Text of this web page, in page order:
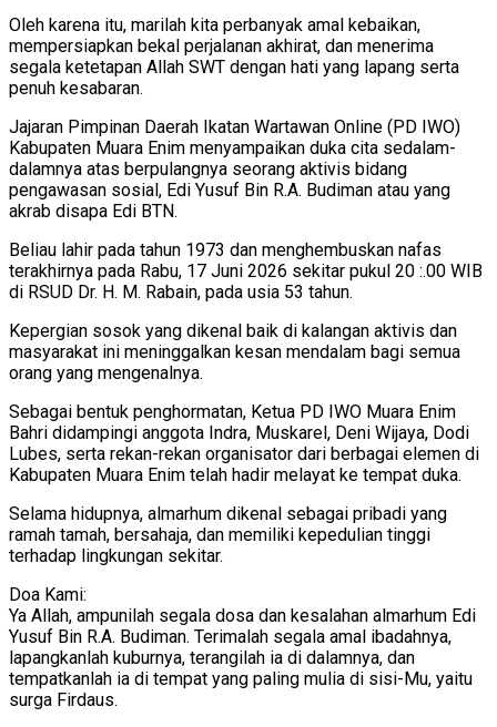
Oleh karena itu, marilah kita perbanyak amal kebaikan,
mempersiapkan bekal perjalanan akhirat, dan menerima
segala ketetapan Allah SWT dengan hati yang lapang serta
penuh kesabaran.
Jajaran Pimpinan Daerah Ikatan Wartawan Online (PD IWO)
Kabupaten Muara Enim menyampaikan duka cita sedalam-
dalamnya atas berpulangnya seorang aktivis bidang
pengawasan sosial, Edi Yusuf Bin R.A. Budiman atau yang
akrab disapa Edi BTN.
Beliau lahir pada tahun 1973 dan menghembuskan nafas
terakhirnya pada Rabu, 17 Juni 2026 sekitar pukul 20 :.00 WIB
di RSUD Dr. H. M. Rabain, pada usia 53 tahun.
Kepergian sosok yang dikenal baik di kalangan aktivis dan
masyarakat ini meninggalkan kesan mendalam bagi semua
orang yang mengenalnya.
Sebagai bentuk penghormatan, Ketua PD IWO Muara Enim
Bahri didampingi anggota Indra, Muskarel, Deni Wijaya, Dodi
Lubes, serta rekan-rekan organisator dari berbagai elemen di
Kabupaten Muara Enim telah hadir melayat ke tempat duka.
Selama hidupnya, almarhum dikenal sebagai pribadi yang
ramah tamah, bersahaja, dan memiliki kepedulian tinggi
terhadap lingkungan sekitar.
Doa Kami:
Ya Allah, ampunilah segala dosa dan kesalahan almarhum Edi
Yusuf Bin R.A. Budiman. Terimalah segala amal ibadahnya,
lapangkanlah kuburnya, terangilah ia di dalamnya, dan
tempatkanlah ia di tempat yang paling mulia di sisi-Mu, yaitu
surga Firdaus.